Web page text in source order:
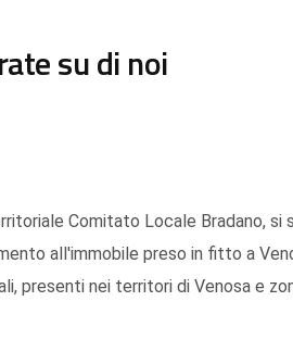
su di noi
Comitato Locale Bradano, si
all'immobile preso in fitto a
presenti nei territori di Venosa e